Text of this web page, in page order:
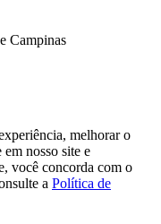
Campinas
melhorar o
nosso site e
você concorda com o
a Política de